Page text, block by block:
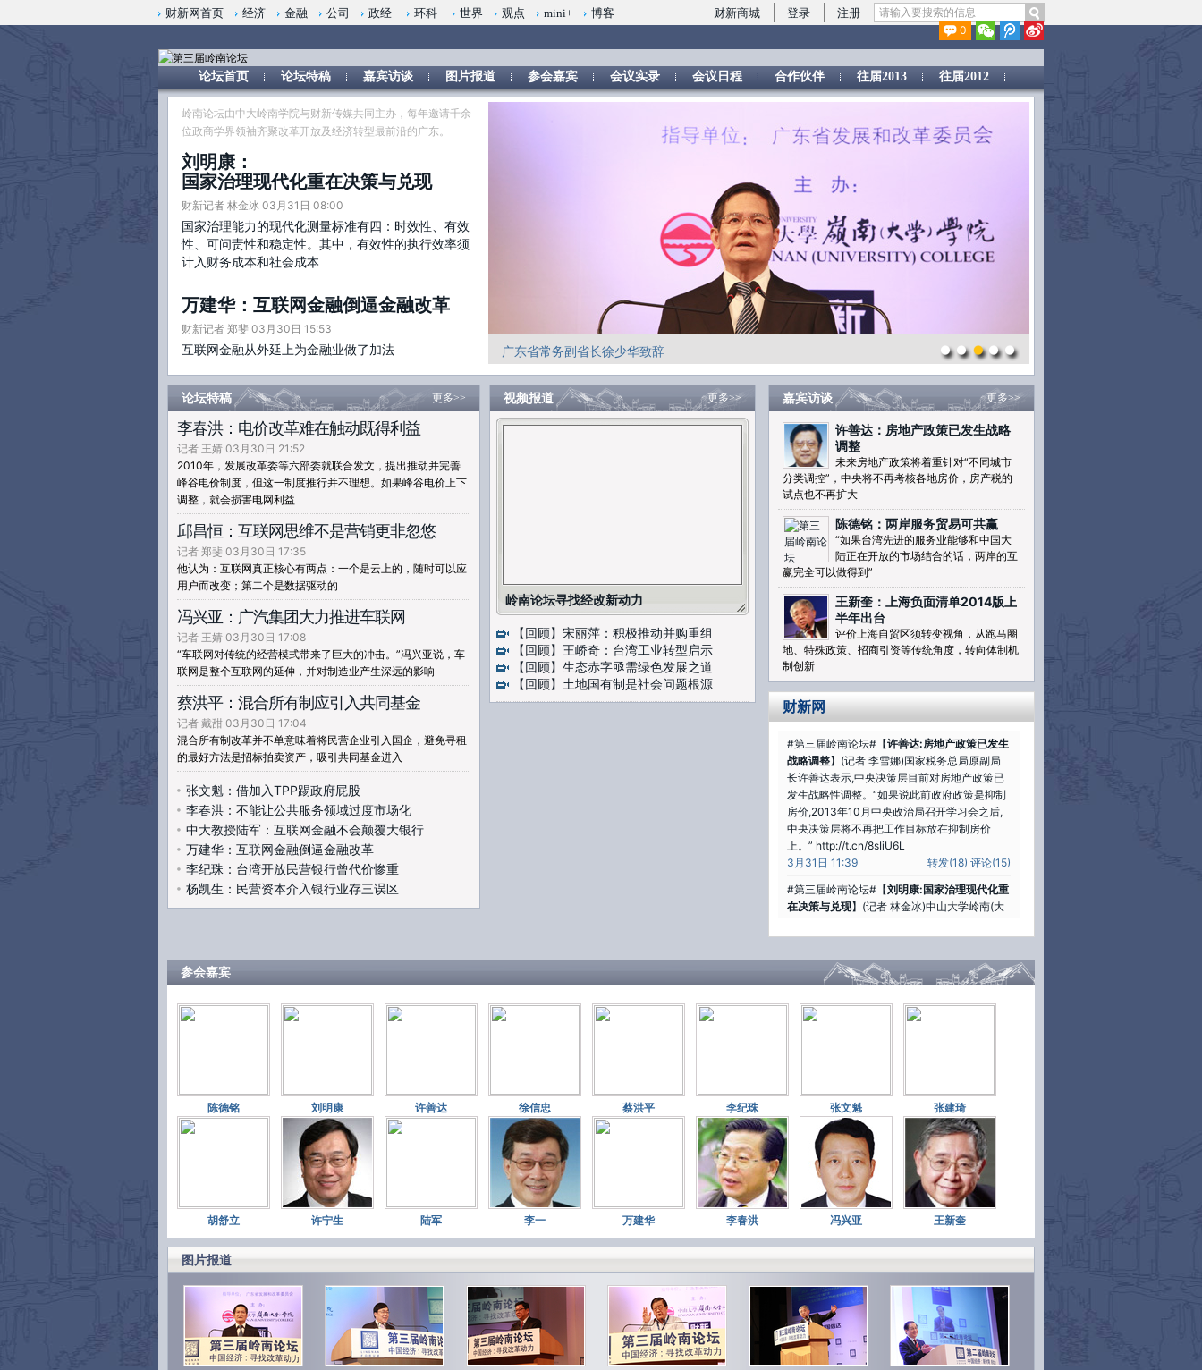
财新商城 登录 注册
财新网首页 经济 金融 公司 政经 环科 世界 观点 mini+
博客
0
论坛首页 论坛特稿 嘉宾访谈 图片报道 参会嘉宾 会议实录 会议日程 合作伙伴 往届2013 往届2012
岭南论坛由中大岭南学院与财新传媒共同主办，每年邀请千余
位政商学界领袖齐聚改革开放及经济转型最前沿的广东。
刘明康：
国家治理现代化重在决策与兑现
财新记者 林金冰 03月31日 08:00
国家治理能力的现代化测量标准有四：时效性、有效
性、可问责性和稳定性。其中，有效性的执行效率须
计入财务成本和社会成本
万建华：互联网金融倒逼金融改革
财新记者 郑斐 03月30日 15:53
互联网金融从外延上为金融业做了加法 广东省常务副省长徐少华致辞
更多>>
论坛特稿
李春洪：电价改革难在触动既得利益
记者 王婧 03月30日 21:52
2010年，发展改革委等六部委就联合发文，提出推动并完善
峰谷电价制度，但这一制度推行并不理想。如果峰谷电价上下
调整，就会损害电网利益
邱昌恒：互联网思维不是营销更非忽悠
记者 郑斐 03月30日 17:35
他认为：互联网真正核心有两点：一个是云上的，随时可以应
用户而改变；第二个是数据驱动的
冯兴亚：广汽集团大力推进车联网
记者 王婧 03月30日 17:08
“车联网对传统的经营模式带来了巨大的冲击。”冯兴亚说，车
联网是整个互联网的延伸，并对制造业产生深远的影响
蔡洪平：混合所有制应引入共同基金
记者 戴甜 03月30日 17:04
混合所有制改革并不单意味着将民营企业引入国企，避免寻租
的最好方法是招标拍卖资产，吸引共同基金进入
张文魁：借加入TPP踢政府屁股
李春洪：不能让公共服务领域过度市场化
中大教授陆军：互联网金融不会颠覆大银行
万建华：互联网金融倒逼金融改革
李纪珠：台湾开放民营银行曾代价惨重
杨凯生：民营资本介入银行业存三误区
更多>>
视频报道
岭南论坛寻找经改新动力
【回顾】宋丽萍：积极推动并购重组
【回顾】王峤奇：台湾工业转型启示
【回顾】生态赤字亟需绿色发展之道
【回顾】土地国有制是社会问题根源
更多>>
嘉宾访谈
许善达：房地产政策已发生战略
调整
未来房地产政策将着重针对“不同城市
分类调控”，中央将不再考核各地房价，房产税的
试点也不再扩大
陈德铭：两岸服务贸易可共赢
“如果台湾先进的服务业能够和中国大
陆正在开放的市场结合的话，两岸的互
赢完全可以做得到”
王新奎：上海负面清单2014版上
半年出台
评价上海自贸区须转变视角，从跑马圈
地、特殊政策、招商引资等传统角度，转向体制机
制创新
财新网
#第三届岭南论坛#【许善达:房地产政策已发生
战略调整】(记者 李雪娜)国家税务总局原副局
长许善达表示,中央决策层目前对房地产政策已
发生战略性调整。“如果说此前政府政策是抑制
房价,2013年10月中央政治局召开学习会之后,
中央决策层将不再把工作目标放在抑制房价
上。” http://t.cn/8sIiU6L
3月31日 11:39
转发(18) 评论(15)
#第三届岭南论坛#【刘明康:国家治理现代化重
在决策与兑现】(记者 林金冰)中山大学岭南(大
何发达经济体或是成功转型躲过中等收入陷阱
的发展中经济体,过去多年的经验证明,“决
策”和“兑现”是非常重要的。
3月31日 10:46
转发(9) 评论(4)
这些都是政府解决越位、错位问题时要做
的。”他建议,“应借加入TPP踢下政府屁股”。
http://t.cn/8sIXpMX
3月31日 09:02
转发(20) 评论(10)
#第三届岭南论坛#【
李春洪:电价改革难在触动
既得利益】(记者 王婧)广东省发改委主任李春
洪在回答听众有关电价改革的提问时坦承,“电价
是改革涉及到很多方面,亦涉及既得利益者。”他
http://t.cn/8sITqtH
3月31日 08:18
转发(18)
评论(21)
#第三届岭南论坛#【
蔡洪平:混合所有制应引入
共同基金】(戴甜)德银亚太区投资银行执行主席
蔡洪平表示,混合所有制改革并不单意味着将民
参会嘉宾
陈德铭 刘明康 许善达 徐信忠 蔡洪平 李纪珠 张文魁 张建琦
胡舒立 许宁生 陆军 李一 万建华 李春洪 冯兴亚 王新奎
图片报道